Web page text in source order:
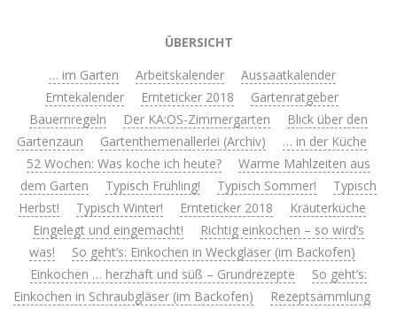
ÜBERSICHT
… im Garten
Arbeitskalender
Aussaatkalender
Erntekalender
Ernteticker 2018
Gartenratgeber
Bauernregeln
Der KA:OS-Zimmergarten
Blick über den
Gartenzaun
Gartenthemenallerlei (Archiv)
… in der Küche
52 Wochen: Was koche ich heute?
Warme Mahlzeiten aus
dem Garten
Typisch Frühling! Typisch Sommer!
Typisch
Herbst!
Typisch Winter! Ernteticker 2018
Kräuterküche
Eingelegt und eingemacht!
Richtig einkochen – so wird’s
was!
So geht’s: Einkochen in Weckgläser (im Backofen)
Einkochen … herzhaft und süß – Grundrezepte
So geht’s:
Einkochen in Schraubgläser (im Backofen)
Rezeptsammlung